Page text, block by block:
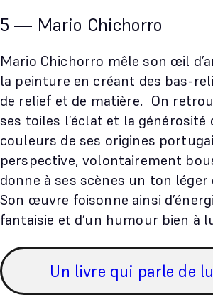
5 — Mario Chichorro
Mario Chichorro mêle son œil
la peinture en créant des bas-
de relief et de matière. On
ses toiles l’éclat et la générosité
couleurs de ses origines
perspective, volontairement
donne à ses scènes un ton léger
Son œuvre foisonne ainsi
fantaisie et d’un humour bien à
Un livre qui parle de